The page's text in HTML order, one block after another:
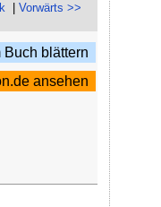
|Vorwärts >>
Buch blättern
ansehen